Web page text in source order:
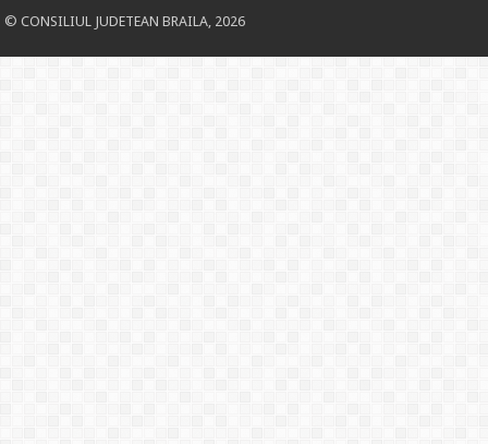
© CONSILIUL JUDETEAN BRAILA, 2026